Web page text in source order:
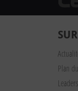
Plan